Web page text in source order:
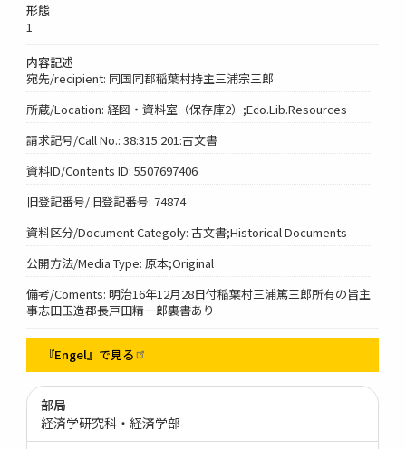
形態
1
内容記述
宛先/recipient: 同国同郡稲葉村持主三浦宗三郎
所蔵/Location: 経図・資料室（保存庫2）;Eco.Lib.Resources
請求記号/Call No.: 38:315:201:古文書
資料ID/Contents ID: 5507697406
旧登記番号/旧登記番号: 74874
資料区分/Document Categoly: 古文書;Historical Documents
公開方法/Media Type: 原本;Original
備考/Coments: 明治16年12月28日付稲葉村三浦篤三郎所有の旨主
事志田玉造郡長戸田精一郎裏書あり
『Engel』で見る
部局
経済学研究科・経済学部